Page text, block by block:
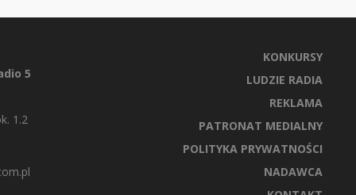
5
1.2
KONKURSY
LUDZIE RADIA
REKLAMA
PATRONAT MEDIALNY
POLITYKA PRYWATNOŚCI
NADAWCA